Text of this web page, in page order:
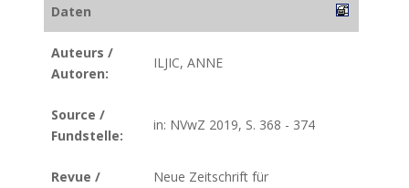
Daten
Auteurs /
Autoren:
ILJIC, ANNE
Source /
Fundstelle:
in: NVwZ 2019, S. 368 - 374
Revue /
Neue Zeitschrift für